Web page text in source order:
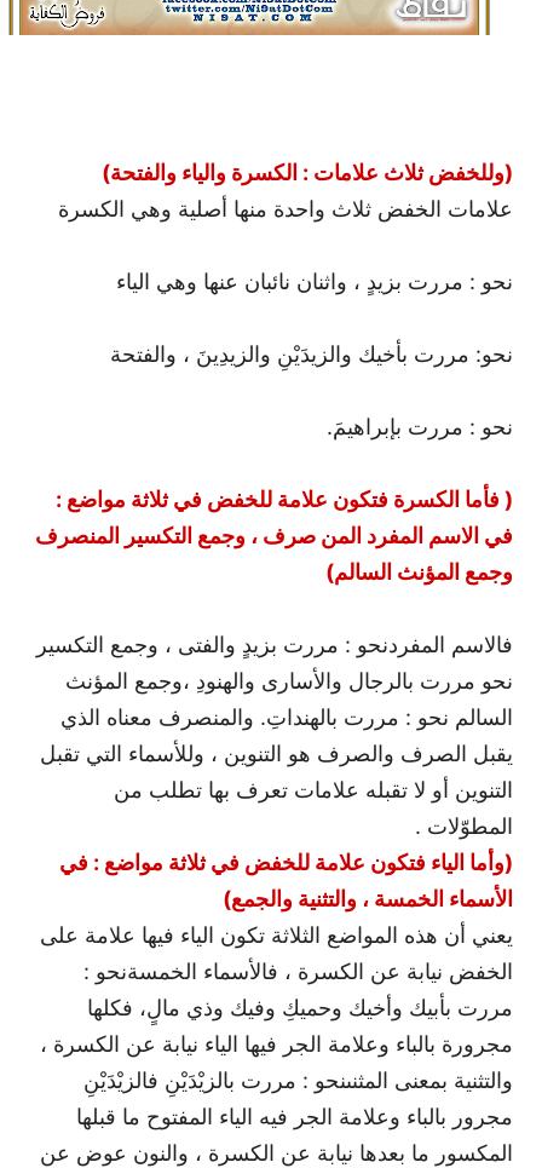
(وللخفض ثلاث علامات : الكسرة والياء والفتحة)
علامات الخفض ثلاث واحدة منها أصلية وهي الكسرة
نحو : مررت بزيدٍ ، واثنان نائبان عنها وهي الياء
نحو: مررت بأخيك والزيدَيْنِ والزيدِينَ ، والفتحة
نحو : مررت بإبراهيمَ.
( فأما الكسرة فتكون علامة للخفض في ثلاثة مواضع :
في الاسم المفرد المن صرف ، وجمع التكسير المنصرف
وجمع المؤنث السالم)
فالاسم المفرد نحو : مررت بزيدٍ والفتى ، وجمع التكسير
نحو مررت بالرجال والأسارى والهنودِ ، وجمع المؤنث
السالم نحو : مررت بالهنداتِ. والمنصرف معناه الذي
يقبل الصرف والصرف هو التنوين ، وللأسماء التي تقبل
التنوين أو لا تقبله علامات تعرف بها تطلب من
المطوّلات .
(وأما الياء فتكون علامة للخفض في ثلاثة مواضع : في
الأسماء الخمسة ، والتثنية والجمع)
يعني أن هذه المواضع الثلاثة تكون الياء فيها علامة على
الخفض نيابة عن الكسرة ، فالأسماء الخمسةنحو :
مررت بأبيك وأخيك وحميكِ وفيك وذي مالٍ، فكلها
مجرورة بالباء وعلامة الجر فيها الياء نيابة عن الكسرة ،
والتثنية بمعنى المثنىنحو : مررت بالزيْدَيْنِ فالزيْدَيْنِ
مجرور بالباء وعلامة الجر فيه الياء المفتوح ما قبلها
المكسور ما بعدها نيابة عن الكسرة ، والنون عوض عن